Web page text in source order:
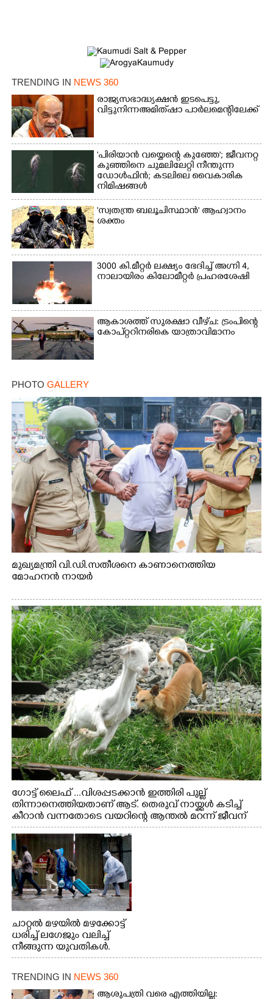
TRENDING IN NEWS 360
രാജ്യസഭാദ്ധ്യക്ഷൻ ഇടപെട്ടു,
വിട്ടുനിന്ന അമിത് ഷാ പാർലമെന്റിലേക്ക്
'പിരിയാൻ വയ്യെന്റെ കുഞ്ഞേ'; ജീവനറ്റ
കുഞ്ഞിനെ ചുമലിലേറ്റി നീന്തുന്ന
ഡോൾഫിൻ; കടലിലെ വൈകാരിക
നിമിഷങ്ങൾ
'സ്വതന്ത്ര ബലൂചിസ്ഥാൻ' ആഹ്വാനം
ശക്തം
3000 കി.മീറ്റർ ലക്ഷ്യം ഭേദിച്ച് അഗ്നി 4,
നാലായിരം കിലോമീറ്റർ പ്രഹരശേഷി
ആകാശത്ത് സുരക്ഷാ വീഴ്‌ച: ട്രംപിന്റെ
കോ‌പ്‌റ്ററിനരികെ യാത്രാവിമാനം
PHOTO GALLERY
മുഖ്യമന്ത്രി വി.ഡി.സതീശനെ കാണാനെത്തിയ
മോഹനൻ നായർ
ഗോട്ട് ലൈഫ് ...വിശപ്പടക്കാൻ ഇത്തിരി പുല്ല്
തിന്നാനെത്തിയതാണ് ആട്. തെരുവ് നായ്ക്കൾ കടിച്ച്
കീറാൻ വന്നതോടെ വയറിന്റെ ആന്തൽ മറന്ന് ജീവന്
വേണ്ടിയായി ഓട്ടം. എറണാകുളം വാത്തുരുത്തിയിൽ
നിന്നുള്ള കാഴ്ച
ചാറ്റൽ മഴയിൽ മഴക്കോട്ട്
ധരിച്ച് ലഗേജും വലിച്ച്
നീങ്ങുന്ന യുവതികൾ.
എറണാകുളം മേനകയിൽ
നിന്നുള്ള കാഴ്ച
TRENDING IN NEWS 360
ആശുപത്രി വരെ എത്തിയില്ല:
×
Share this link